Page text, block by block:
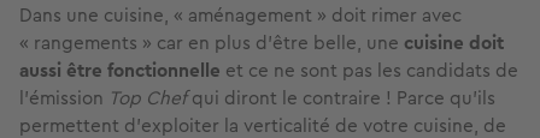
Dans une cuisine, « aménagement » doit rimer avec
« rangements » car en plus d’être belle, une cuisine doit
aussi être fonctionnelle et ce ne sont pas les candidats de
l’émission Top Chefqui diront le contraire ! Parce qu’ils
permettent d’exploiter la verticalité de votre cuisine, de